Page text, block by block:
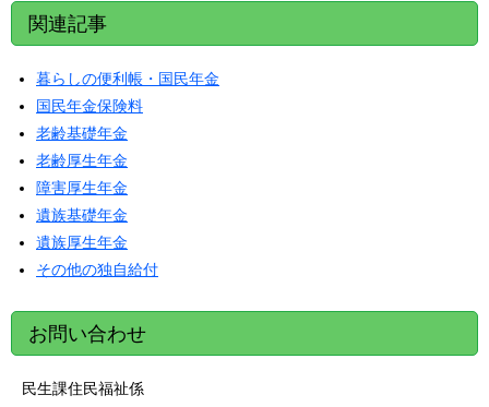
関連記事
暮らしの便利帳・国民年金
国民年金保険料
老齢基礎年金
老齢厚生年金
障害厚生年金
遺族基礎年金
遺族厚生年金
その他の独自給付
お問い合わせ
民生課住民福祉係